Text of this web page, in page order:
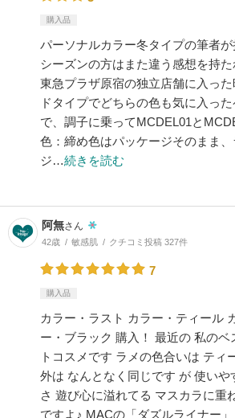
購入品
パーソナルカラー冬タイプの筆者
シーズンの方はまた違う感想を持た
東急プラザ原宿の独立店舗に入っ
ドタイプでどちらの色も気に入っ
で、調子に乗ってMCDEL01と
色：締め色はパッケージそのまま
ジ…続きを読む
阿無さん
42歳 敏感肌 クチコミ投稿 327件
7
購入品
カラー・ラスト カラー・ティール
ー・ブラック 購入！ 最近の 私のベ
トコスメです ラメの色合いは ティ
外は なんとなく同じです が 使いや
さ 遊び心に溢れてる マスカラに
ですよ♪ MACの「ダズルライナー